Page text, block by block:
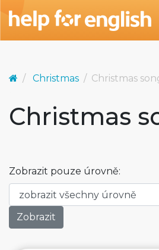
Christmas Christmas
Christmas
Zobrazit pouze úrovně: